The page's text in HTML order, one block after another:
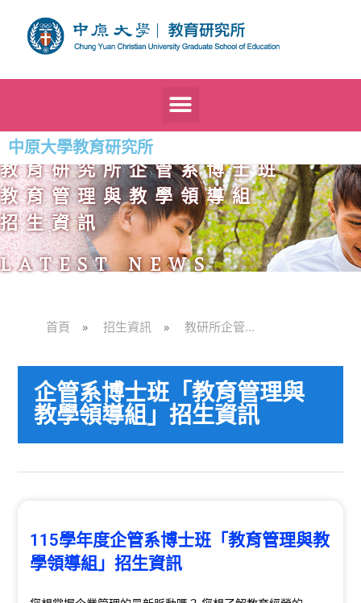
中原大學教育研究所
教育研究所企管系博士班
教育管理與教學領導組
招生資訊
LATEST NEWS
首頁 » 招生資訊 » 教研所企管...
企管系博士班「教育管理與
教學領導組」招生資訊
115學年度企管系博士班「教育管理與教
學領導組」招生資訊